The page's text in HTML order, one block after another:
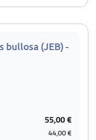
(JEB) -
55,00 €
44,00 €